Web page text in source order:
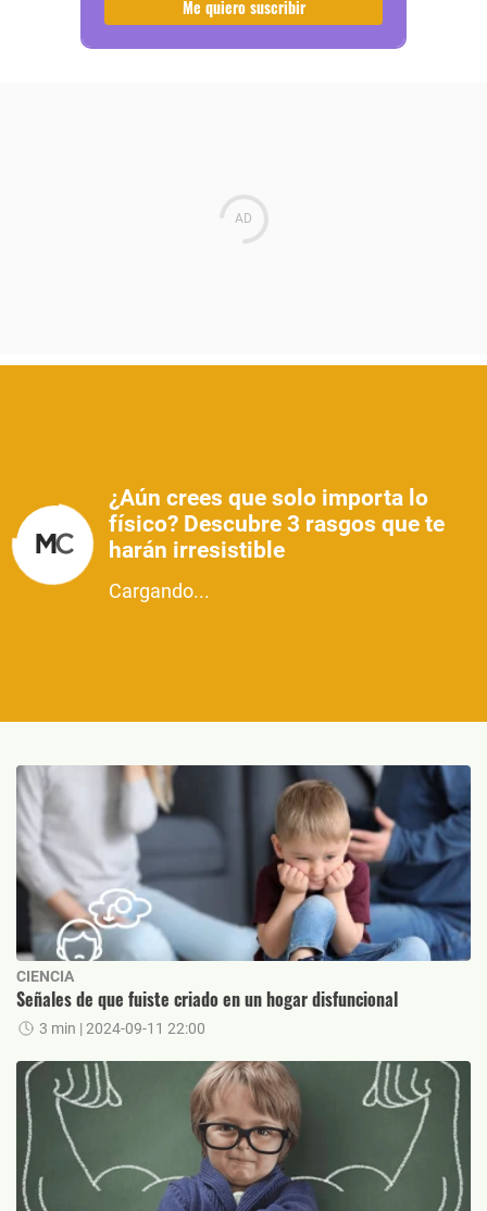
Me quiero suscribir
¿Aún crees que solo importa lo
físico? Descubre 3 rasgos que te
harán irresistible
Cargando...
CIENCIA
Señales de que fuiste criado en un hogar disfuncional
3 min | 2024-09-11 22:00